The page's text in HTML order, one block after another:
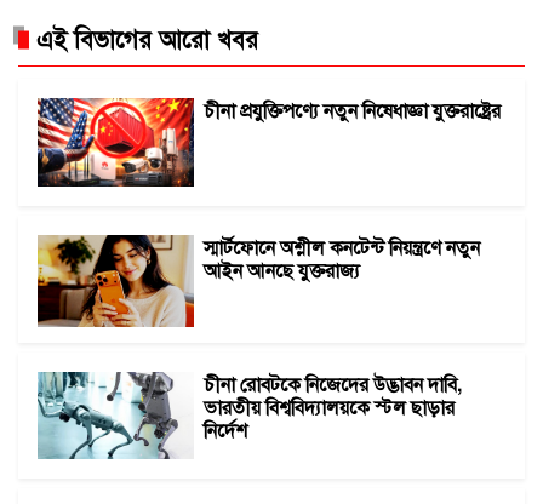
এই বিভাগের আরো খবর
চীনা প্রযুক্তিপণ্যে নতুন নিষেধাজ্ঞা যুক্তরাষ্ট্রের
স্মার্টফোনে অশ্লীল কনটেন্ট নিয়ন্ত্রণে নতুন
আইন আনছে যুক্তরাজ্য
চীনা রোবটকে নিজেদের উদ্ভাবন দাবি,
ভারতীয় বিশ্ববিদ্যালয়কে স্টল ছাড়ার
নির্দেশ